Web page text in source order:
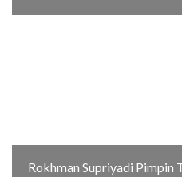
Rokhman Supriyadi Pimpin